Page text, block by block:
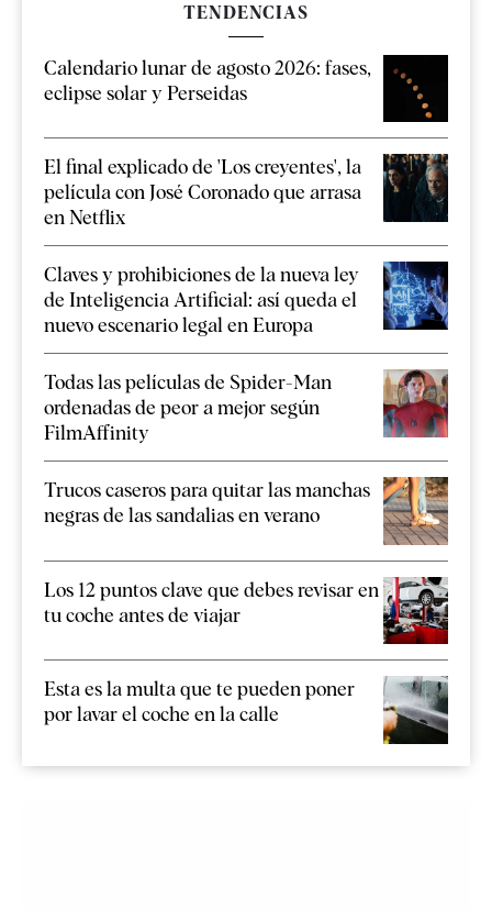
TENDENCIAS
Calendario lunar de agosto 2026: fases,
eclipse solar y Perseidas
El final explicado de 'Los creyentes', la
película con José Coronado que arrasa
en Netflix
Claves y prohibiciones de la nueva ley
de Inteligencia Artificial: así queda el
nuevo escenario legal en Europa
Todas las películas de Spider-Man
ordenadas de peor a mejor según
FilmAffinity
Trucos caseros para quitar las manchas
negras de las sandalias en verano
Los 12 puntos clave que debes revisar en
tu coche antes de viajar
Esta es la multa que te pueden poner
por lavar el coche en la calle